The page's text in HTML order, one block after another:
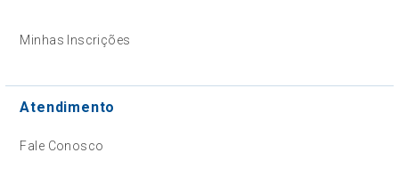
Minhas Inscrições
Atendimento
Fale Conosco